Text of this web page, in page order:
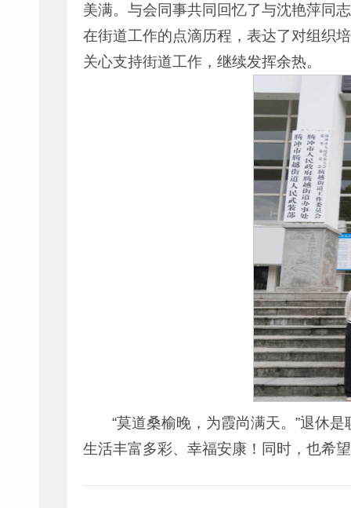
美满。与会同事共同回忆了与沈艳萍同
在街道工作的点滴历程，表达了对组织
关心支持街道工作，继续发挥余热。
“莫道桑榆晚，为霞尚满天。”退休
生活丰富多彩、幸福安康！同时，也希